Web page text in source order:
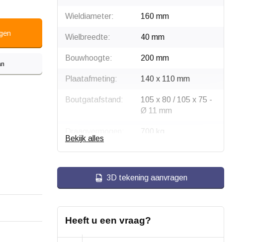
Wieldiameter: 160 mm
Wielbreedte: 40 mm
Bouwhoogte: 200 mm
Plaatafmeting: 140 x 110 mm
Boutgatafstand:
105 x 80 / 105 x 75 -
Ø 11 mm
700 kg
Gaffeluitslag: 55 mm
Type wiel:
draaikrans gelijktijdig
Montage: Plaatbevestiging
Bekijk alles
3D tekening aanvragen
Heeft u een vraag?